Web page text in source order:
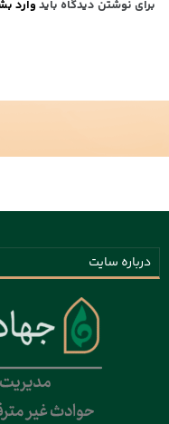
برای نوشتن دیدگاه بایدوارد
درباره سایت